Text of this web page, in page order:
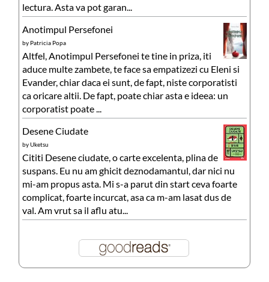
lectura. Asta va pot garan...
Anotimpul Persefonei
by Patricia Popa
Altfel, Anotimpul Persefonei te tine in priza, iti
aduce multe zambete, te face sa empatizezi cu Eleni si
Evander, chiar daca ei sunt, de fapt, niste corporatisti
ca oricare altii. De fapt, poate chiar asta e ideea: un
corporatist poate ...
Desene Ciudate
byUketsu
Cititi Desene ciudate, o carte excelenta, plina de
suspans. Eu nu am ghicit deznodamantul, dar nici nu
mi-am propus asta. Mi s-a parut din start ceva foarte
complicat, foarte incurcat, asa ca m-am lasat dus de
val. Am vrut sa il aflu atu...